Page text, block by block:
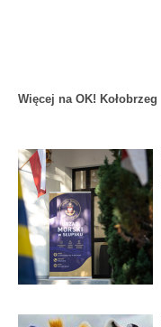
Więcej na OK! Kołobrzeg